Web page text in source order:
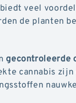
veel
de planten
gecontroleerde
cannabis